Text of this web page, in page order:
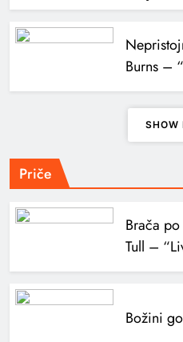
Burns –
SHOW
Priče
Brača
Tull –
Božini